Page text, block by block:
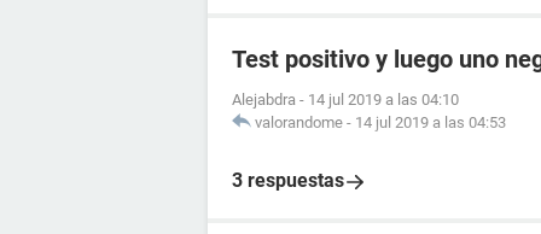
Test positivo y luego uno
Alejabdra - 14 jul 2019 a las 04:10
valorandome - 14 jul 2019 a las 04:53
3 respuestas